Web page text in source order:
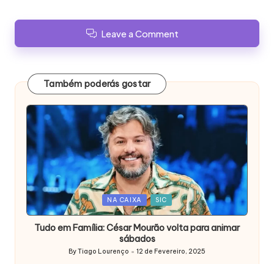
Leave a Comment
Também poderás gostar
Posted
in
NA CAIXA SIC
Tudo em Família: César Mourão volta para animar
sábados
Posted
ByTiago Lourenço 12 de Fevereiro, 2025